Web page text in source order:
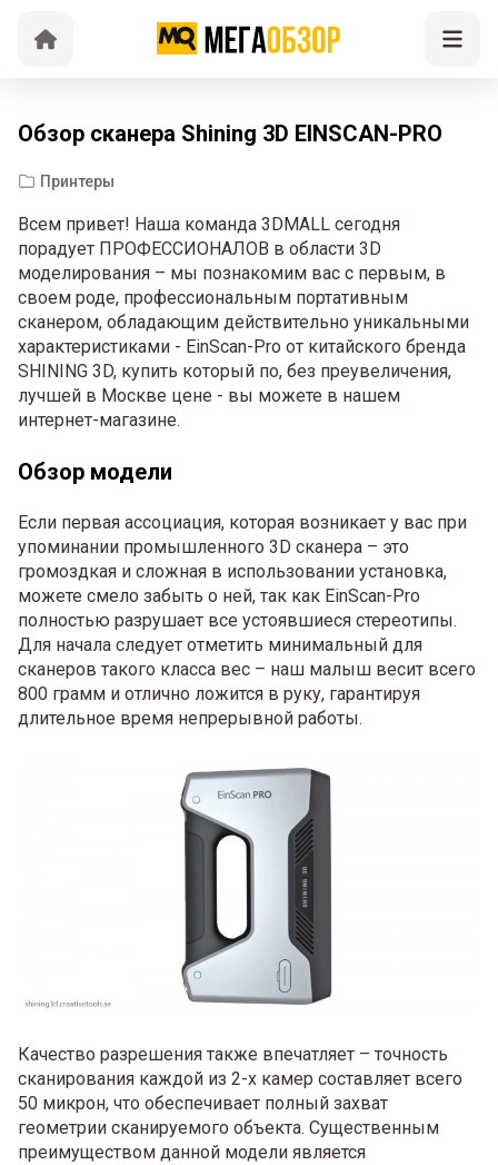
Обзор сканера Shining 3D EINSCAN-PRO
Принтеры
Всем привет! Наша команда 3DMALL сегодня
порадует ПРОФЕССИОНАЛОВ в области 3D
моделирования – мы познакомим вас с первым, в
своем роде, профессиональным портативным
сканером, обладающим действительно уникальными
характеристиками - EinScan-Pro от китайского бренда
SHINING 3D, купить который по, без преувеличения,
лучшей в Москве цене - вы можете в нашем
интернет-магазине.
Обзор модели
Если первая ассоциация, которая возникает у вас при
упоминании промышленного 3D сканера – это
громоздкая и сложная в использовании установка,
можете смело забыть о ней, так как EinScan-Pro
полностью разрушает все устоявшиеся стереотипы.
Для начала следует отметить минимальный для
сканеров такого класса вес – наш малыш весит всего
800 грамм и отлично ложится в руку, гарантируя
длительное время непрерывной работы.
Качество разрешения также впечатляет – точность
сканирования каждой из 2-х камер составляет всего
50 микрон, что обеспечивает полный захват
геометрии сканируемого объекта. Существенным
преимуществом данной модели является